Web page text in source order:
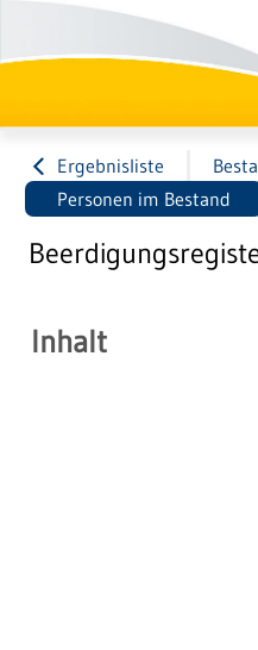
Ergebnisliste
Personen im Bestand
Inhalt